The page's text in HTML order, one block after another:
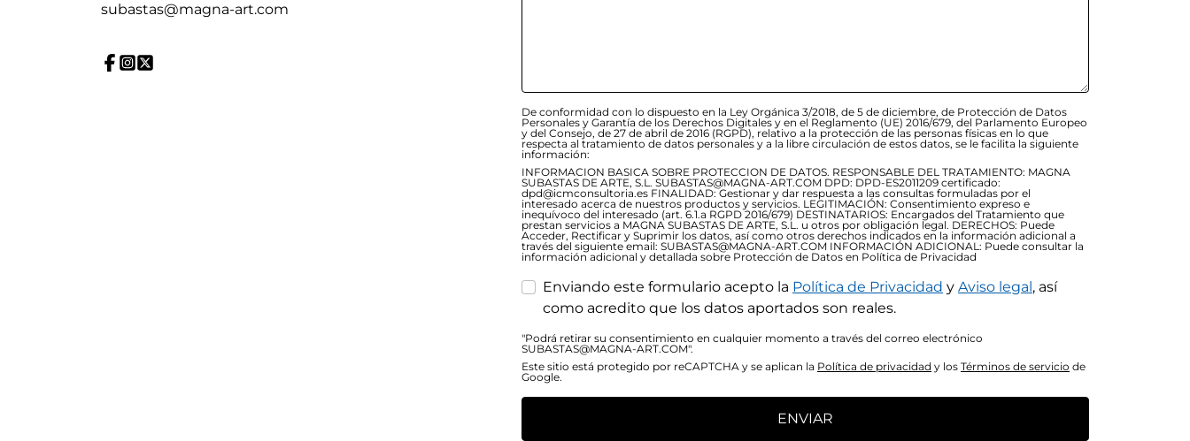
subastas@magna-art.com
De conformidad con lo dispuesto en la Ley Orgánica 3/2018, de 5 de diciembre, de Protección de Datos
Personales y Garantía de los Derechos Digitales y en el Reglamento (UE) 2016/679, del Parlamento Europeo
y del Consejo, de 27 de abril de 2016 (RGPD), relativo a la protección de las personas físicas en lo que
respecta al tratamiento de datos personales y a la libre circulación de estos datos, se le facilita la siguiente
información:
INFORMACION BASICA SOBRE PROTECCION DE DATOS. RESPONSABLE DEL TRATAMIENTO: MAGNA
SUBASTAS DE ARTE, S.L. SUBASTAS@MAGNA-ART.COM DPD: DPD-ES2011209 certificado:
dpd@icmconsultoria.es FINALIDAD: Gestionar y dar respuesta a las consultas formuladas por el
interesado acerca de nuestros productos y servicios. LEGITIMACIÓN: Consentimiento expreso e
inequívoco del interesado (art. 6.1.a RGPD 2016/679) DESTINATARIOS: Encargados del Tratamiento que
prestan servicios a MAGNA SUBASTAS DE ARTE, S.L. u otros por obligación legal. DERECHOS: Puede
Acceder, Rectificar y Suprimir los datos, así como otros derechos indicados en la información adicional a
través del siguiente email: SUBASTAS@MAGNA-ART.COM INFORMACIÓN ADICIONAL: Puede consultar la
información adicional y detallada sobre Protección de Datos en Política de Privacidad
Enviando este formulario acepto la Política de Privacidad y Aviso legal, así
como acredito que los datos aportados son reales.
"Podrá retirar su consentimiento en cualquier momento a través del correo electrónico
SUBASTAS@MAGNA-ART.COM".
Este sitio está protegido por reCAPTCHA y se aplican la Política de privacidad y los Términos de servicio de
Google.
ENVIAR